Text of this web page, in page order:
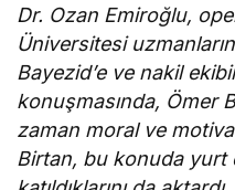
Dr. Ozan Emiroğlu,
Üniversitesi
Bayezid’e ve nakil
konuşmasında, Ömer
zaman moral ve
Birtan, bu konuda yurt